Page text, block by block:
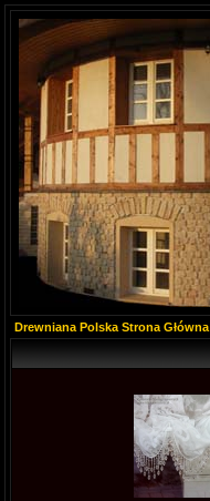
Drewniana Polska Strona Główna